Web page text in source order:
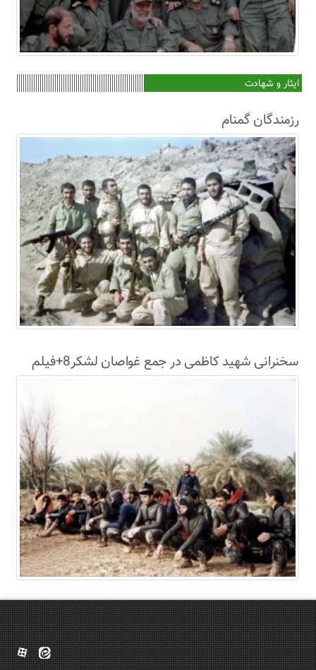
ایثار و شهادت
رزمندگان گمنام
سخنرانی شهید کاظمی در جمع غواصان لشکر8+فیلم